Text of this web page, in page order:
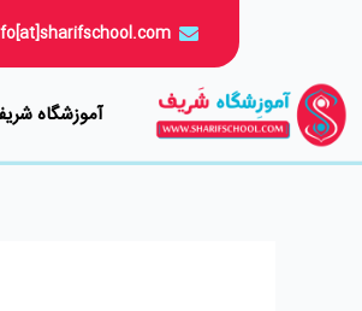
محتوا
آموزشگاه